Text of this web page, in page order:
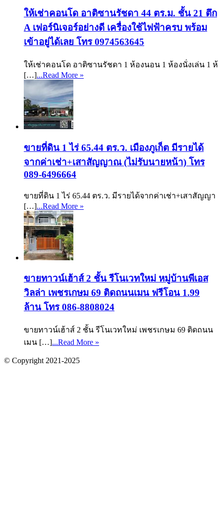
ให้เช่าคอนโด อาติซานรัชดา 44 ตร.ม. ชั้น 21 ตึก
A เฟอร์นิเจอร์อย่างดี เครื่องใช้ไฟฟ้าครบ พร้อม
เข้าอยู่ได้เลย โทร 0974563645
ให้เช่าคอนโด อาติซานรัชดา 1 ห้องนอน 1 ห้องนั่งเล่น 1 ห้
[…]...Read More »
ขายที่ดิน 1 ไร่ 65.44 ตร.ว. เมืองภูเก็ต มีรายได้
จากค่าเช่า+เสาสัญญาณ (ไม่รับนายหน้า) โทร
089-6496664
ขายที่ดิน 1 ไร่ 65.44 ตร.ว. มีรายได้จากค่าเช่า+เสาสัญญา
[…]...Read More »
ขายทาวน์เฮ้าส์ 2 ชั้น รีโนเวทใหม่ หมู่บ้านพีเอส
วิลล่า เพชรเกษม 69 ติดถนนเมน ฟรีโอน 1.99
ล้าน โทร 086-8808024
ขายทาวน์เฮ้าส์ 2 ชั้น รีโนเวทใหม่ เพชรเกษม 69 ติดถนน
เมน […]...Read More »
© Copyright 2021-2025